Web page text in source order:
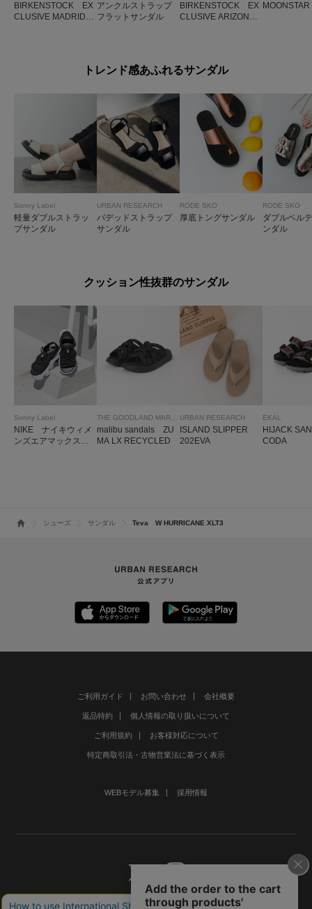
BIRKENSTOCK EX
CLUSIVE MADRID M
アンクルストラップ
フラットサンダル
BIRKENSTOCK EX
CLUSIVE ARIZONAF
トレンド感あふれるサンダル
Sonny Label
軽量ダブルストラッ
プサンダル
URBAN RESEARCH
パデッドストラップ
サンダル
RODE SKO
厚底トングサンダル
RODE SKO
ダブルベル
ンダル
クッション性抜群のサンダル
Sonny Label
NIKE ナイキウィメ
ンズエアマックスコ
malibu sandals ZU
MA LX RECYCLED
URBAN RESEARCH
ISLAND SLIPPER
202EVA
EKAL
HIJACK
CODA
シューズ サンダル Teva W HURRICANE XLT3
ご利用ガイド お問い合わせ 会社概要
返品特約 個人情報の取り扱いについて
ご利用規約 お客様対応について
特定商取引法・古物営業法に基づく表示
WEBモデル募集 採用情報